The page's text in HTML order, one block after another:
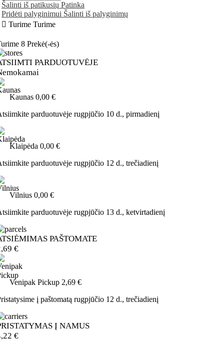
Šalinti iš patikusių Patinka
Pridėti palyginimui Šalinti iš palyginimų
 Turime Turime
8 Prekė(-ės)
PARDUOTUVĖJE
Kaunas 0,00 €
parduotuvėje rugpjūčio 10 d., pirmadienį
Klaipėda 0,00 €
parduotuvėje rugpjūčio 12 d., trečiadienį
Vilnius 0,00 €
parduotuvėje rugpjūčio 13 d., ketvirtadienį
PAŠTOMATE
€
Venipak Pickup 2,69 €
į paštomatą rugpjūčio 12 d., trečiadienį
Į NAMUS
€